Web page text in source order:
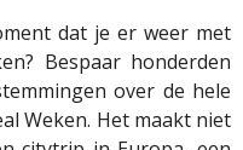
dat je er weer met
Bespaar honderden
over de hele
Weken. Het maakt niet